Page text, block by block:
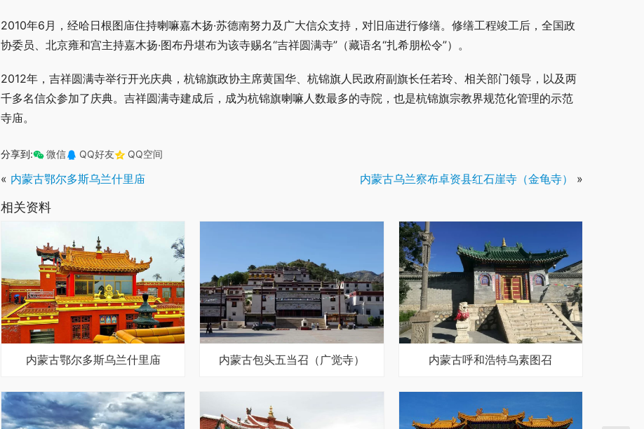
2010年6月，经哈日根图庙住持喇嘛嘉木扬·苏德南努力及广大信众支持，对旧庙进行修缮。修缮工程竣工后，全国政
协委员、北京雍和宫主持嘉木扬·图布丹堪布为该寺赐名“吉祥圆满寺”（藏语名“扎希朋松令”）。
2012年，吉祥圆满寺举行开光庆典，杭锦旗政协主席黄国华、杭锦旗人民政府副旗长任若玲、相关部门领导，以及两
千多名信众参加了庆典。吉祥圆满寺建成后，成为杭锦旗喇嘛人数最多的寺院，也是杭锦旗宗教界规范化管理的示范
寺庙。
分享到: 微信 QQ好友 QQ空间
« 内蒙古鄂尔多斯乌兰什里庙 内蒙古乌兰察布卓资县红石崖寺（金龟寺） »
相关资料
内蒙古鄂尔多斯乌兰什里庙 内蒙古包头五当召（广觉寺） 内蒙古呼和浩特乌素图召